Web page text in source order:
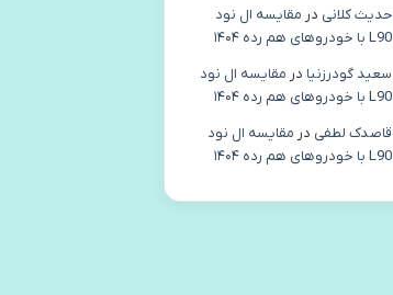
حدیث کلانی در مقایسه ال نود
L90 با خودروهای هم رده ۱۴۰۴
سعید گودرزنیا در مقایسه ال نود
L90 با خودروهای هم رده ۱۴۰۴
قاصدک لطفی در مقایسه ال نود
L90 با خودروهای هم رده ۱۴۰۴